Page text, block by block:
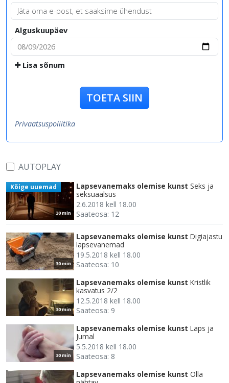
Alguskuupäev
Lisa sõnum
TOETA SIIN
Privaatsuspoliitika
AUTOPLAY
30 min
Kõige uuemad Lapsevanemaks olemise kunst Seks ja
seksuaalsus
2.6.2018 kell 18.00
Saateosa: 12
30 min
Lapsevanemaks olemise kunst Digiajastu
lapsevanemad
19.5.2018 kell 18.00
Saateosa: 10
30 min
Lapsevanemaks olemise kunst Kristlik
kasvatus 2/2
12.5.2018 kell 18.00
Saateosa: 9
30 min
Lapsevanemaks olemise kunst Laps ja
Jumal
5.5.2018 kell 18.00
Saateosa: 8
Lapsevanemaks olemise kunst Olla